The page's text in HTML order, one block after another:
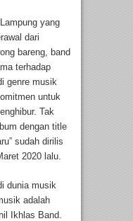
yang
dari
bareng, band
terhadap
genre musik
untuk
Tak
dengan title
sudah dirilis
2020 lalu.
dunia musik
adalah
Ikhlas Band.